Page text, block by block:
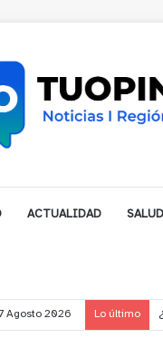
ACTUALIDAD SALUD
Agosto 2026 Lo último